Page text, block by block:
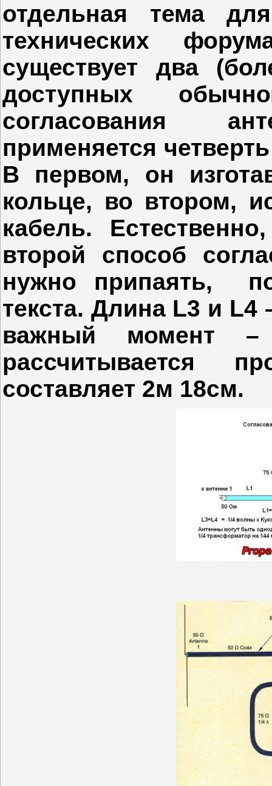
отдельная тема
технических
существует два
доступных
согласования
применяется
В первом, он
кольце, во втором,
кабель.
второй способ
нужно припаять,
текста. Длина L3 и L4
важный момент
рассчитывается
составляет 2м 18см.